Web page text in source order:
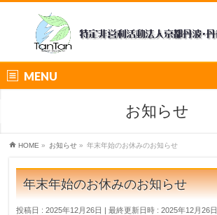
MENU
お知らせ
HOME » お知らせ » 年末年始のお休みのお知らせ
年末年始のお休みのお知らせ
投稿日 : 2025年12月26日 最終更新日時 : 2025年12月26日